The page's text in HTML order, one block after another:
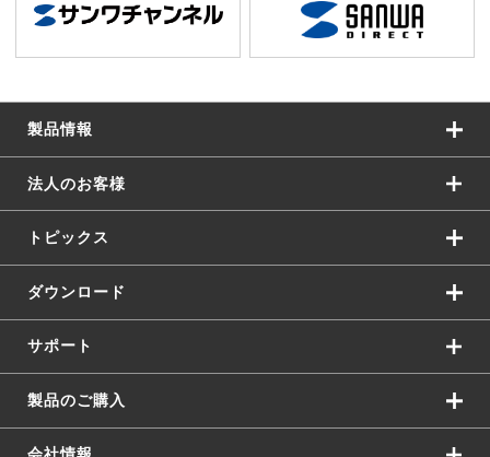
製品情報
法人のお客様
トピックス
ダウンロード
サポート
製品のご購入